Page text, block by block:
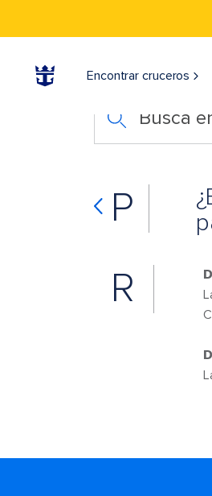
Encontrar cruceros
Busca
P
R